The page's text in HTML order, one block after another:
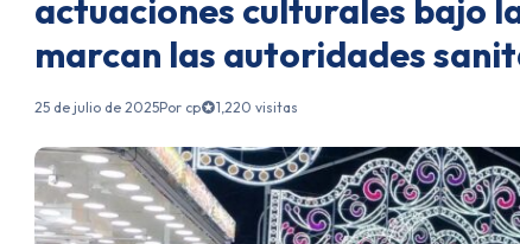
actuaciones culturales bajo
marcan las autoridades
25 de julio de 2025Por cp 1,220 visitas